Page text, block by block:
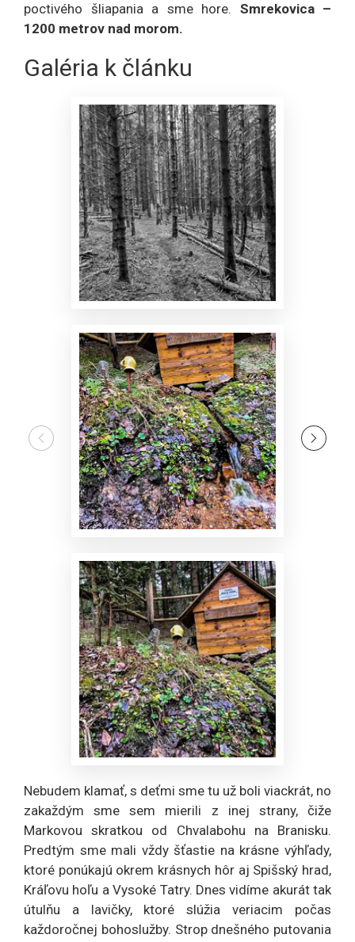
poctivého šliapania a sme hore. Smrekovica –
1200 metrov nad morom.
Galéria k článku
Nebudem klamať, s deťmi sme tu už boli viackrát, no
zakaždým sme sem mierili z inej strany, čiže
Markovou skratkou od Chvalabohu na Branisku.
Predtým sme mali vždy šťastie na krásne výhľady,
ktoré ponúkajú okrem krásnych hôr aj Spišský hrad,
Kráľovu hoľu a Vysoké Tatry. Dnes vidíme akurát tak
útulňu a lavičky, ktoré slúžia veriacim počas
každoročnej bohoslužby. Strop dnešného putovania